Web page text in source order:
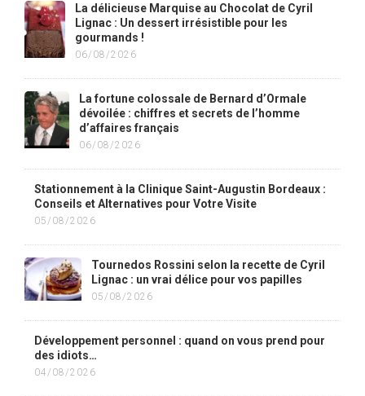
La délicieuse Marquise au Chocolat de Cyril
Lignac : Un dessert irrésistible pour les
gourmands !
06/08/2026
La fortune colossale de Bernard d’Ormale
dévoilée : chiffres et secrets de l’homme
d’affaires français
06/08/2026
Stationnement à la Clinique Saint-Augustin Bordeaux :
Conseils et Alternatives pour Votre Visite
05/08/2026
Tournedos Rossini selon la recette de Cyril
Lignac : un vrai délice pour vos papilles
05/08/2026
Développement personnel : quand on vous prend pour
des idiots…
04/08/2026